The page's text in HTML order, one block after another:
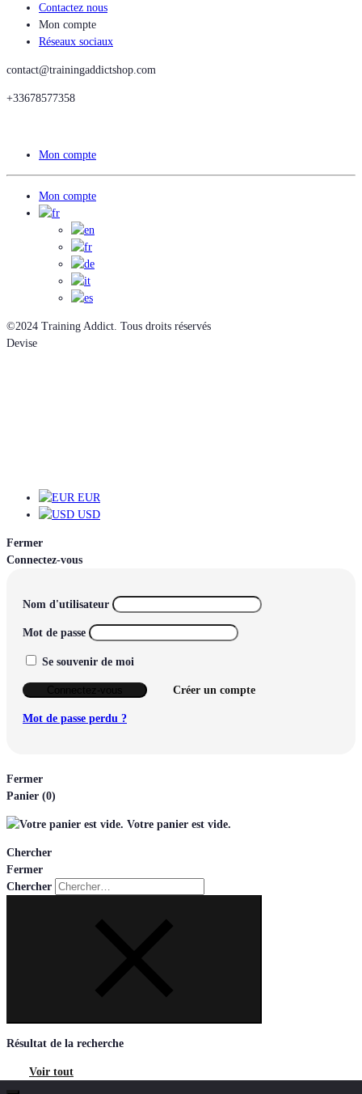
Contactez nous
Mon compte
Réseaux sociaux
contact@trainingaddictshop.com
+33678577358
Mon compte
Mon compte
©2024 Training Addict. Tous droits réservés
Devise
EUR
USD
Fermer
Connectez-vous
Nom d'utilisateur
Mot de passe
Se souvenir de moi
Créer un compte
Mot de passe perdu ?
Fermer
Panier (0)
Votre panier est vide.
Chercher
Fermer
Chercher
Résultat de la recherche
Voir tout